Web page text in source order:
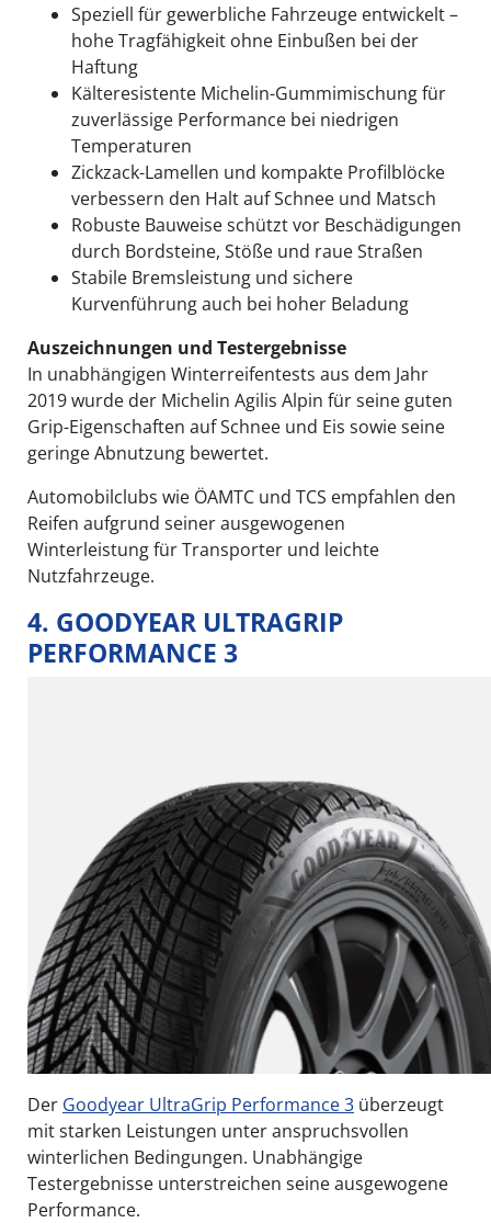
Speziell für gewerbliche Fahrzeuge entwickelt –
hohe Tragfähigkeit ohne Einbußen bei der
Haftung
Kälteresistente Michelin-Gummimischung für
zuverlässige Performance bei niedrigen
Temperaturen
Zickzack-Lamellen und kompakte Profilblöcke
verbessern den Halt auf Schnee und Matsch
Robuste Bauweise schützt vor Beschädigungen
durch Bordsteine, Stöße und raue Straßen
Stabile Bremsleistung und sichere
Kurvenführung auch bei hoher Beladung
Auszeichnungen und Testergebnisse
In unabhängigen Winterreifentests aus dem Jahr
2019 wurde der Michelin Agilis Alpin für seine guten
Grip-Eigenschaften auf Schnee und Eis sowie seine
geringe Abnutzung bewertet.
Automobilclubs wie ÖAMTC und TCS empfahlen den
Reifen aufgrund seiner ausgewogenen
Winterleistung für Transporter und leichte
Nutzfahrzeuge.
4. GOODYEAR ULTRAGRIP
PERFORMANCE 3
Der Goodyear UltraGrip Performance 3 überzeugt
mit starken Leistungen unter anspruchsvollen
winterlichen Bedingungen. Unabhängige
Testergebnisse unterstreichen seine ausgewogene
Performance.